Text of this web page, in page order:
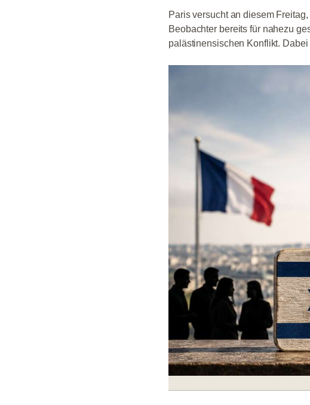
Paris versucht an diesem
Beobachter bereits für nahezu
palästinensischen Konflikt.